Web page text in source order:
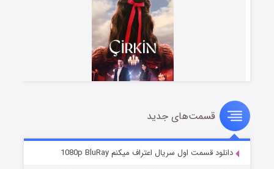
سریال زشت
قسمت۲ (زیرنویس) منتشر شد
قسمت‌های جدید
دانلود قسمت اول سریال اعتراف میکنم 1080p BluRay